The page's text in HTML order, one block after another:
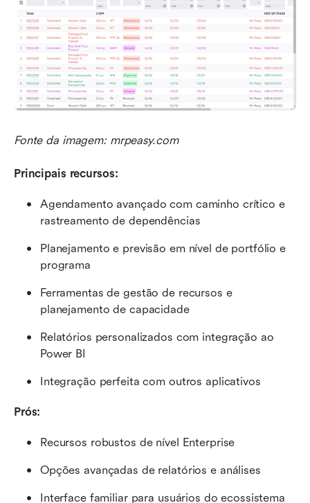
Fonte da imagem: mrpeasy.com
Principais recursos:
Agendamento avançado com caminho crítico e
rastreamento de dependências
Planejamento e previsão em nível de portfólio e
programa
Ferramentas de gestão de recursos e
planejamento de capacidade
Relatórios personalizados com integração ao
Power BI
Integração perfeita com outros aplicativos
Prós:
Recursos robustos de nível Enterprise
Opções avançadas de relatórios e análises
Interface familiar para usuários do ecossistema